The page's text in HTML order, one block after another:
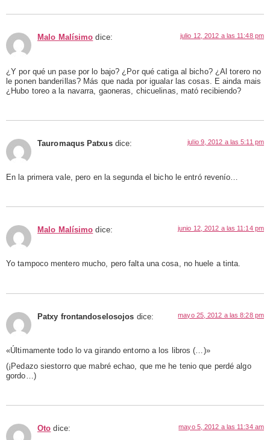
Malo Malísimo dice: julio 12, 2012 a las 11:48 pm
¿Y por qué un pase por lo bajo? ¿Por qué catiga al bicho? ¿Al torero no
le ponen banderillas? Más que nada por igualar las cosas. E ainda mais
¿Hubo toreo a la navarra, gaoneras, chicuelinas, mató recibiendo?
Tauromaqus Patxus dice: julio 9, 2012 a las 5:11 pm
En la primera vale, pero en la segunda el bicho le entró revenío…
Malo Malísimo dice: junio 12, 2012 a las 11:14 pm
Yo tampoco mentero mucho, pero falta una cosa, no huele a tinta.
Patxy frontandoselosojos dice: mayo 25, 2012 a las 8:28 pm
«Últimamente todo lo va girando entorno a los libros (…)»
(¡Pedazo siestorro que mabré echao, que me he tenio que perdé algo
gordo…)
Oto dice: mayo 5, 2012 a las 11:34 am